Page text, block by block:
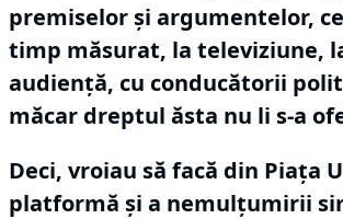
premiselor și argumentelor,
timp măsurat, la televiziune,
audiență, cu conducătorii
măcar dreptul ăsta nu li s-a
Deci, vroiau să facă din Piața
platformă și a nemulțumirii